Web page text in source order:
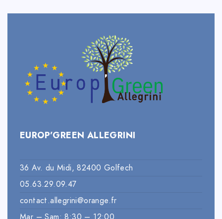
EUROP’GREEN ALLEGRINI
36 Av. du Midi, 82400 Golfech
05.63.29.09.47
contact.allegrini@orange.fr